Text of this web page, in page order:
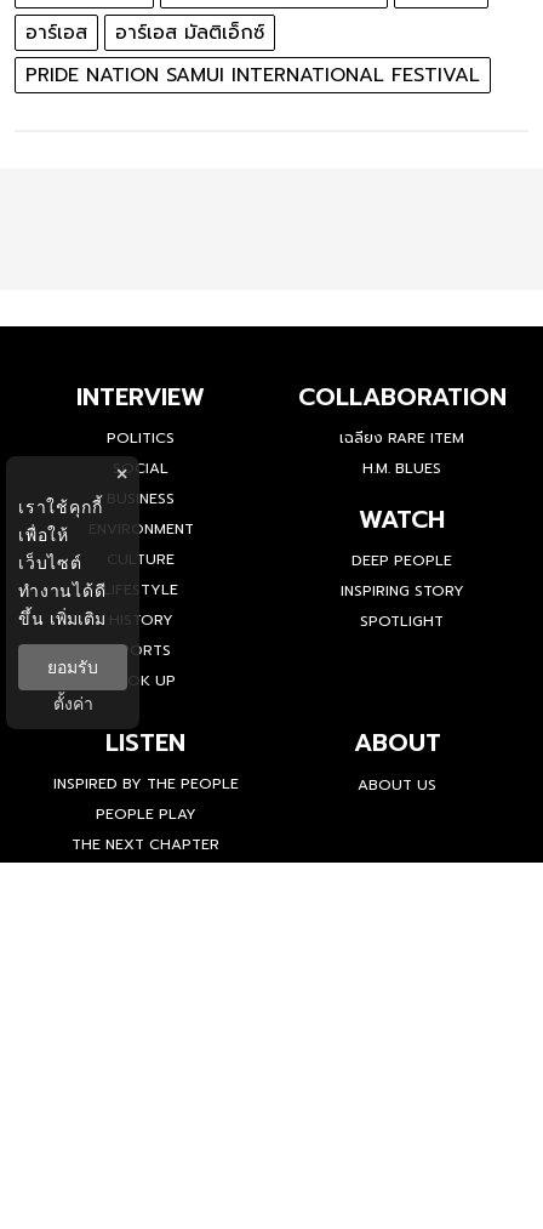
อาร์เอส
อาร์เอส มัลติเอ็กซ์
PRIDE NATION SAMUI INTERNATIONAL FESTIVAL
INTERVIEW
POLITICS
SOCIAL
BUSINESS
ENVIRONMENT
CULTURE
LIFESTYLE
HISTORY
SPORTS
LOOK UP
COLLABORATION
เฉลียง RARE ITEM
H.M. BLUES
WATCH
DEEP PEOPLE
INSPIRING STORY
SPOTLIGHT
LISTEN
INSPIRED BY THE PEOPLE
PEOPLE PLAY
THE NEXT CHAPTER
ABOUT
ABOUT US
×
เราใช้คุกกี้
เพื่อให้
เว็บไซต์
ทำงานได้ดี
ขึ้น เพิ่มเติม
ยอมรับ
ตั้งค่า